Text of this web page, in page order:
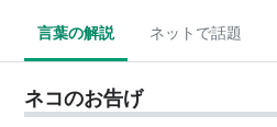
言葉の解説 ネットで話題
ネコのお告げ